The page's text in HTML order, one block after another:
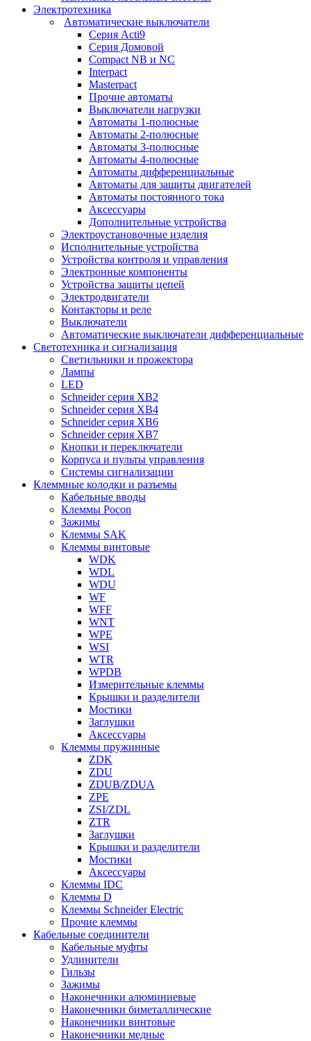
Электротехника
Автоматические выключатели
Серия Acti9
Серия Домовой
Compact NB и NC
Interpact
Masterpact
Прочие автоматы
Выключатели нагрузки
Автоматы 1-полюсные
Автоматы 2-полюсные
Автоматы 3-полюсные
Автоматы 4-полюсные
Автоматы дифференциальные
Автоматы для защиты двигателей
Автоматы постоянного тока
Аксессуары
Дополнительные устройства
Электроустановочные изделия
Исполнительные устройства
Устройства контроля и управления
Электронные компоненты
Устройства защиты цепей
Электродвигатели
Контакторы и реле
Выключатели
Автоматические выключатели дифференциальные
Светотехника и сигнализация
Светильники и прожектора
Лампы
LED
Schneider серия XB2
Schneider серия XB4
Schneider серия XB6
Schneider серия XB7
Кнопки и переключатели
Корпуса и пульты управления
Системы сигнализации
Клеммные колодки и разъемы
Кабельные вводы
Клеммы Pocon
Зажимы
Клеммы SAK
Клеммы винтовые
WDK
WDL
WDU
WF
WFF
WNT
WPE
WSI
WTR
WPDB
Измерительные клеммы
Крышки и разделители
Мостики
Заглушки
Аксессуары
Клеммы пружинные
ZDK
ZDU
ZDUB/ZDUA
ZPE
ZSI/ZDL
ZTR
Заглушки
Крышки и разделители
Мостики
Аксессуары
Клеммы IDC
Клеммы D
Клеммы Schneider Electric
Прочие клеммы
Кабельные соединители
Кабельные муфты
Удлинители
Гильзы
Зажимы
Наконечники алюминиевые
Наконечники биметаллические
Наконечники винтовые
Наконечники медные